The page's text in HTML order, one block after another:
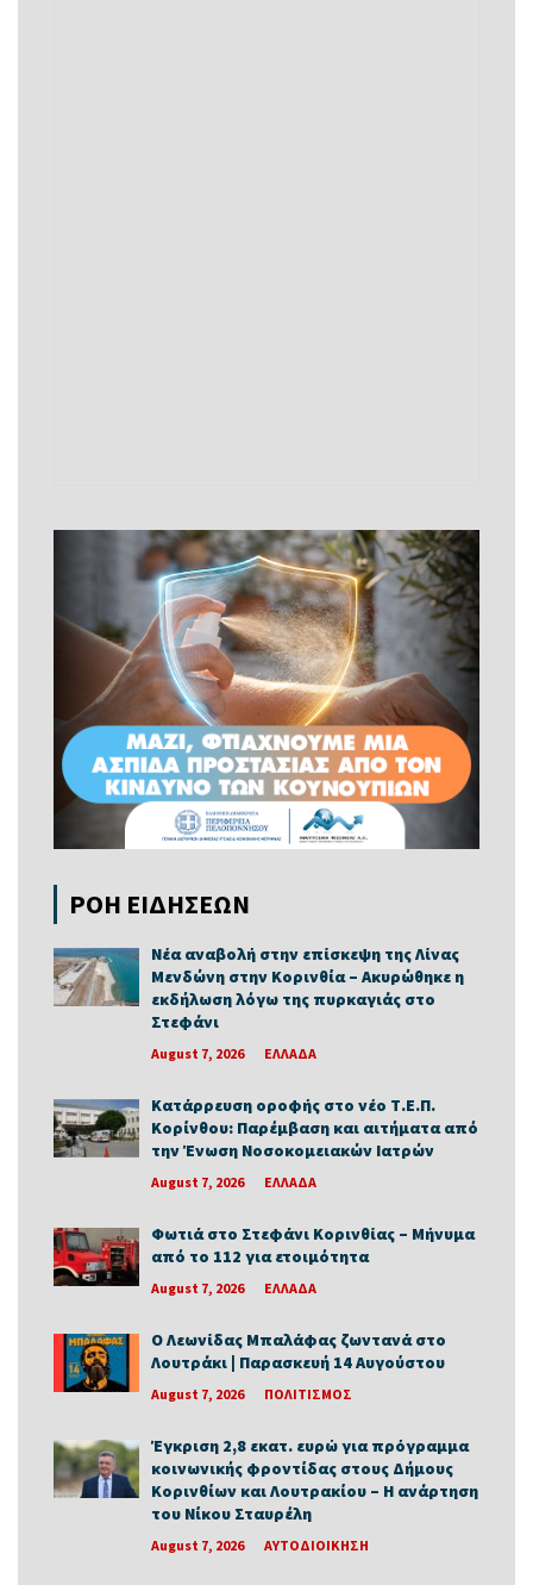
ΡΟΗ ΕΙΔΗΣΕΩΝ
Νέα αναβολή στην επίσκεψη της Λίνας
Μενδώνη στην Κορινθία – Ακυρώθηκε η
εκδήλωση λόγω της πυρκαγιάς στο
Στεφάνι
August 7, 2026 ΕΛΛΑΔΑ
Κατάρρευση οροφής στο νέο Τ.Ε.Π.
Κορίνθου: Παρέμβαση και αιτήματα από
την Ένωση Νοσοκομειακών Ιατρών
August 7, 2026 ΕΛΛΑΔΑ
Φωτιά στο Στεφάνι Κορινθίας – Μήνυμα
από το 112 για ετοιμότητα
August 7, 2026 ΕΛΛΑΔΑ
Ο Λεωνίδας Μπαλάφας ζωντανά στο
Λουτράκι | Παρασκευή 14 Αυγούστου
August 7, 2026 ΠΟΛΙΤΙΣΜΟΣ
Έγκριση 2,8 εκατ. ευρώ για πρόγραμμα
κοινωνικής φροντίδας στους Δήμους
Κορινθίων και Λουτρακίου – Η ανάρτηση
του Νίκου Σταυρέλη
August 7, 2026 ΑΥΤΟΔΙΟΙΚΗΣΗ